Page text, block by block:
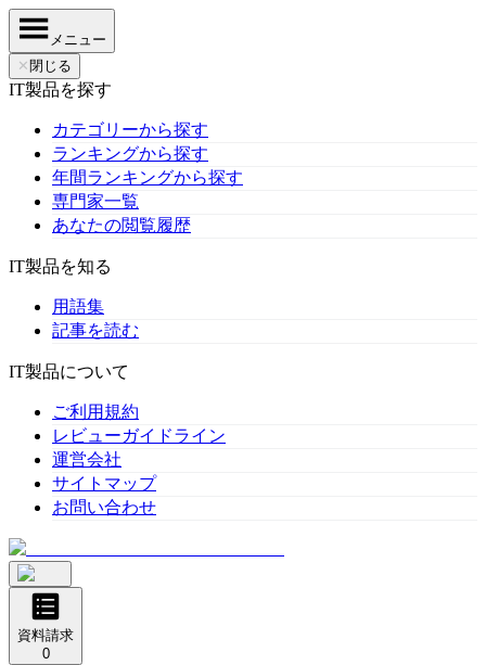
メニュー
✕ 閉じる
IT製品を探す
カテゴリーから探す
ランキングから探す
年間ランキングから探す
専門家一覧
あなたの閲覧履歴
IT製品を知る
用語集
記事を読む
IT製品について
ご利用規約
レビューガイドライン
運営会社
サイトマップ
お問い合わせ
資料請求
0